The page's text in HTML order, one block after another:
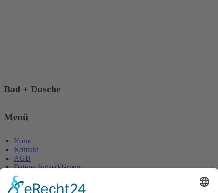
Bad + Dusche
Menü
Home
Kontakt
AGB
Datenschutzerklärung
Impressum